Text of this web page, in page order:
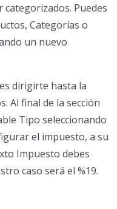
Puedes
Categorías o
un nuevo
dirigirte hasta la
Al final de la sección
Tipo seleccionando
el impuesto, a su
Impuesto debes
caso será el %19.